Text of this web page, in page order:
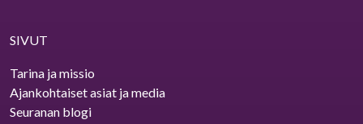
SIVUT
Tarina ja missio
Ajankohtaiset asiat ja media
Seuranan blogi